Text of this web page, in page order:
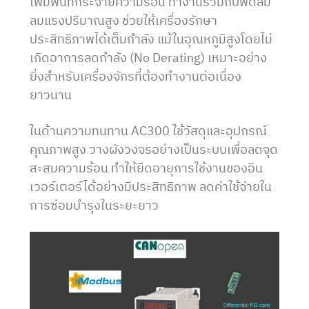
ลมแรงปริมาณสูง ช่วยให้เครื่องรักษา
ประสิทธิภาพได้เต็มกำลัง แม้ในอุณหภูมิสูงโดยไม่
เกิดอาการลดกำลัง (No Derating) เหมาะอย่าง
ยิ่งสำหรับเครื่องจักรที่ต้องทำงานต่อเนื่อง
ยาวนาน
ในด้านความทนทาน AC300 ใช้วัสดุและอุปกรณ์
คุณภาพสูง วางผังวงจรอย่างเป็นระบบเพื่อลดจุด
สะสมความร้อน ทำให้ยืดอายุการใช้งานของอิน
เวอร์เตอร์ได้อย่างมีประสิทธิภาพ ลดค่าใช้จ่ายใน
การซ่อมบำรุงในระยะยาว